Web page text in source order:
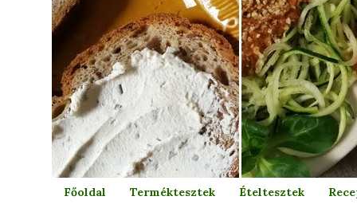
Főoldal Terméktesztek Ételtesztek